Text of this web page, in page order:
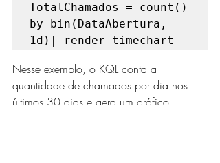
TotalChamados = count()
by bin(DataAbertura,
1d)| render timechart
Nesse exemplo, o KQL conta a
quantidade de chamados por dia nos
últimos 30 dias e gera um gráfico